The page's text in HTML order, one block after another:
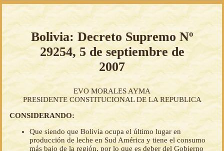
Bolivia: Decreto Supremo Nº
29254, 5 de septiembre de
2007
EVO MORALES AYMA
PRESIDENTE CONSTITUCIONAL DE LA REPUBLICA
CONSIDERANDO:
Que siendo que Bolivia ocupa el último lugar en
producción de leche en Sud América y tiene el consumo
más bajo de la región, por lo que es deber del Gobierno